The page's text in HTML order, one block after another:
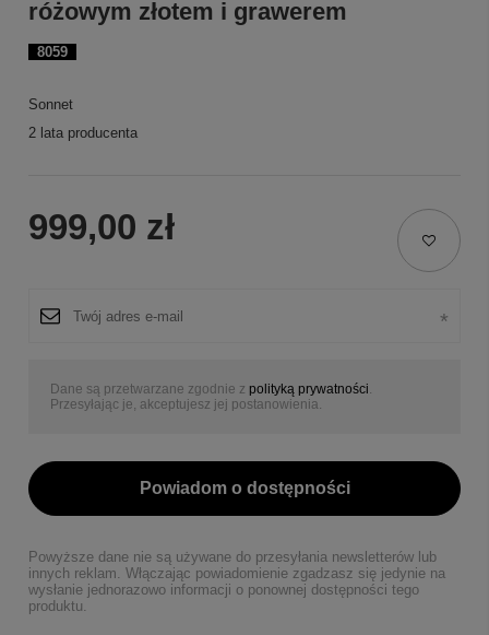
8059
różowym złotem i grawerem
Sonnet
2 lata producenta
999,00 zł
Dane są przetwarzane zgodnie z polityką prywatności
Przesyłając je, akceptujesz jej postanowienia.
Powiadom o dostępności
Powyższe dane nie są używane do przesyłania newsletterów lub
innych reklam. Włączając powiadomienie zgadzasz się jedynie na
wysłanie jednorazowo informacji o ponownej dostępności tego
produktu.